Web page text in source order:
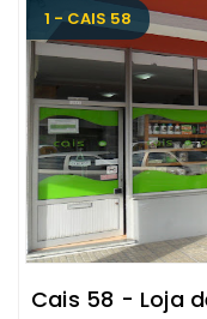
1 - CAIS 58
Cais 58 - Loja